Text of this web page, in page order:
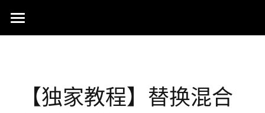
首页
同行赞誉
关于我们
【独家教程】替换混合